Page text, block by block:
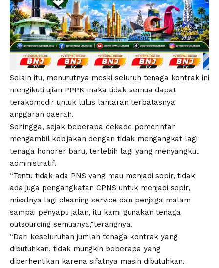
Selain itu, menurutnya meski seluruh tenaga kontrak ini
mengikuti ujian PPPK maka tidak semua dapat
terakomodir untuk lulus lantaran terbatasnya
anggaran daerah.
Sehingga, sejak beberapa dekade pemerintah
mengambil kebijakan dengan tidak mengangkat lagi
tenaga honorer baru, terlebih lagi yang menyangkut
administratif.
“Tentu tidak ada PNS yang mau menjadi sopir, tidak
ada juga pengangkatan CPNS untuk menjadi sopir,
misalnya lagi cleaning service dan penjaga malam
sampai penyapu jalan, itu kami gunakan tenaga
outsourcing semuanya,”terangnya.
“Dari keseluruhan jumlah tenaga kontrak yang
dibutuhkan, tidak mungkin beberapa yang
diberhentikan karena sifatnya masih dibutuhkan.